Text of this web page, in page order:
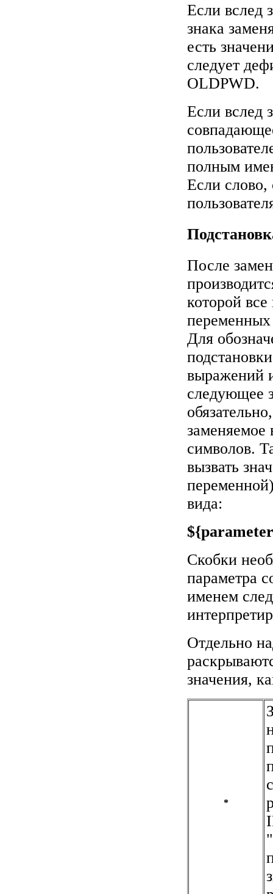
Если вслед
знака
есть
следует
OLDPWD.
Если вслед
полным
Если слово,
После
которой
Для
выражений
следующее
символов.
вызвать
вида:
Скобки
параметра
именем
Отдельно
значения,
*